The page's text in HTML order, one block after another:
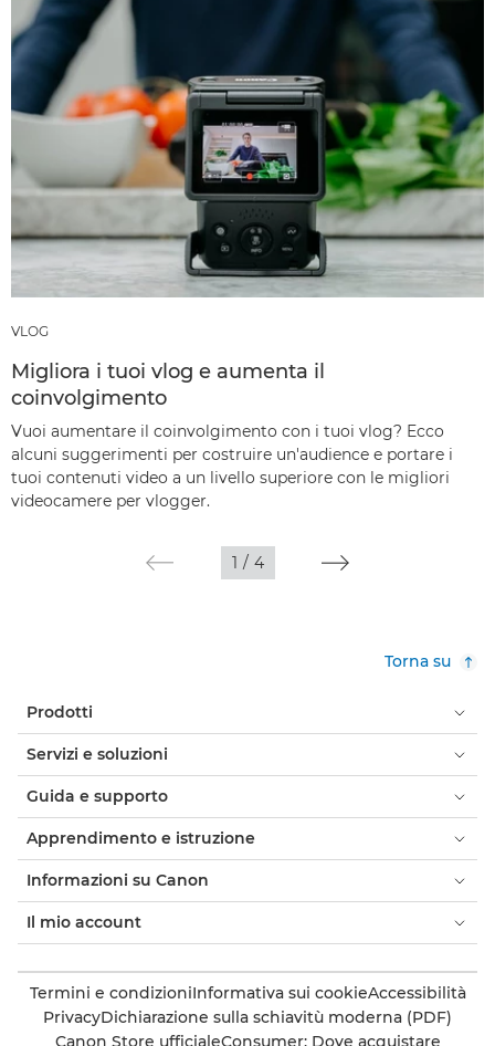
VLOG
Migliora i tuoi vlog e aumenta il
coinvolgimento
Vuoi aumentare il coinvolgimento con i tuoi vlog? Ecco
alcuni suggerimenti per costruire un'audience e portare i
tuoi contenuti video a un livello superiore con le migliori
videocamere per vlogger.
1 / 4
Torna su
Prodotti
Servizi e soluzioni
Guida e supporto
Apprendimento e istruzione
Informazioni su Canon
Il mio account
Termini e condizioniInformativa sui cookieAccessibilità
PrivacyDichiarazione sulla schiavitù moderna (PDF)
Canon Store ufficialeConsumer: Dove acquistare